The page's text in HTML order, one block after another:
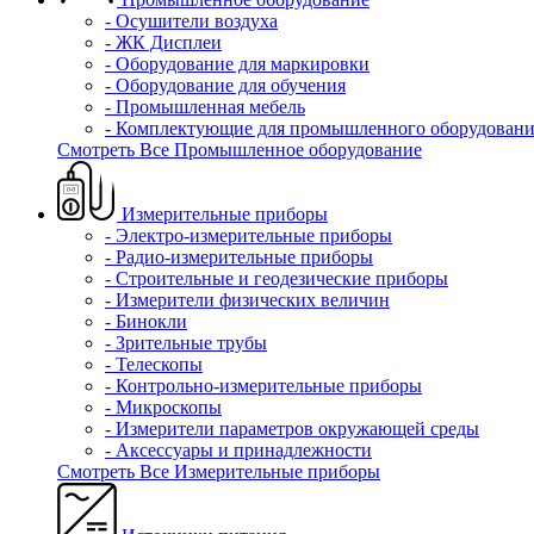
- Осушители воздуха
- ЖК Дисплеи
- Оборудование для маркировки
- Оборудование для обучения
- Промышленная мебель
- Комплектующие для промышленного
Смотреть Все Промышленное оборудование
Измерительные приборы
- Электро-измерительные приборы
- Радио-измерительные приборы
- Строительные и геодезические приборы
- Измерители физических величин
- Бинокли
- Зрительные трубы
- Телескопы
- Контрольно-измерительные приборы
- Микроскопы
- Измерители параметров окружающей среды
- Аксессуары и принадлежности
Смотреть Все Измерительные приборы